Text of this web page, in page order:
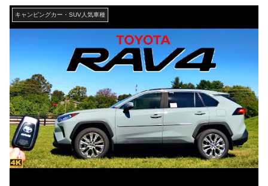
キャンピングカー・SUV人気車種